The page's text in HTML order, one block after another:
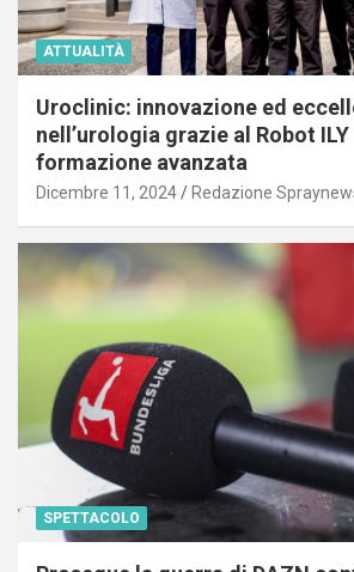
ATTUALITÀ
Uroclinic: innovazione ed
nell’urologia grazie al Robot ILY
formazione avanzata
Dicembre 11, 2024 Redazione
SPETTACOLO